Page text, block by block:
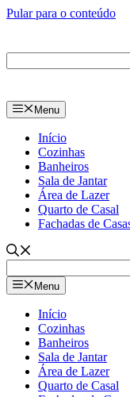
Pular para o conteúdo
Menu
Início
Cozinhas
Banheiros
Sala de Jantar
Área de Lazer
Quarto de Casal
Fachadas de
Menu
Início
Cozinhas
Banheiros
Sala de Jantar
Área de Lazer
Quarto de Casal